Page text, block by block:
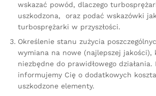
wskazać powód, dlaczego
uszkodzona, oraz podać wskazówki
turbosprężarki w przyszłości.
Określenie stanu zużycia
wymiana na nowe (najlepszej jakości),
niezbędne do prawidłowego działania.
informujemy Cię o dodatkowych
uszkodzone elementy.